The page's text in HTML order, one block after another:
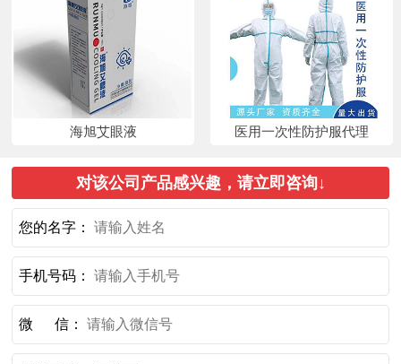
海旭艾眼液 医用一次性防护服代理
对该公司产品感兴趣，请立即咨询↓
您的名字：
手机号码：
微 信：